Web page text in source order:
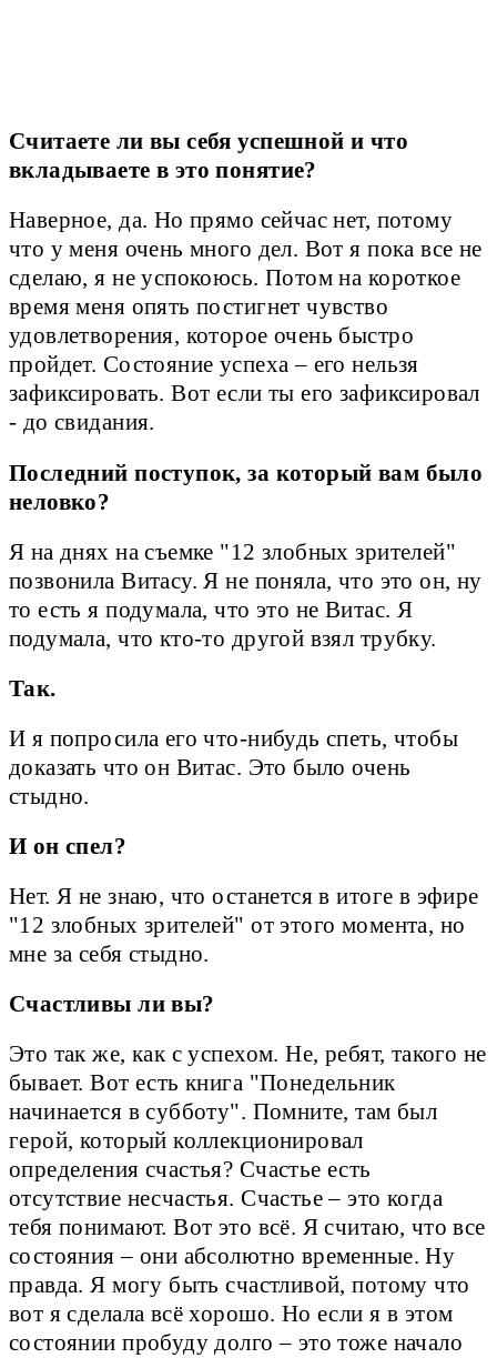
Считаете ли вы себя успешной и что
вкладываете в это понятие?
Наверное, да. Но прямо сейчас нет, потому
что у меня очень много дел. Вот я пока все не
сделаю, я не успокоюсь. Потом на короткое
время меня опять постигнет чувство
удовлетворения, которое очень быстро
пройдет. Состояние успеха – его нельзя
зафиксировать. Вот если ты его зафиксировал
- до свидания.
Последний поступок, за который вам было
неловко?
Я на днях на съемке "12 злобных зрителей"
позвонила Витасу. Я не поняла, что это он, ну
то есть я подумала, что это не Витас. Я
подумала, что кто-то другой взял трубку.
Так.
И я попросила его что-нибудь спеть, чтобы
доказать что он Витас. Это было очень
стыдно.
И он спел?
Нет. Я не знаю, что останется в итоге в эфире
"12 злобных зрителей" от этого момента, но
мне за себя стыдно.
Счастливы ли вы?
Это так же, как с успехом. Не, ребят, такого не
бывает. Вот есть книга "Понедельник
начинается в субботу". Помните, там был
герой, который коллекционировал
определения счастья? Счастье есть
отсутствие несчастья. Счастье – это когда
тебя понимают. Вот это всё. Я считаю, что все
состояния – они абсолютно временные. Ну
правда. Я могу быть счастливой, потому что
вот я сделала всё хорошо. Но если я в этом
состоянии пробуду долго – это тоже начало